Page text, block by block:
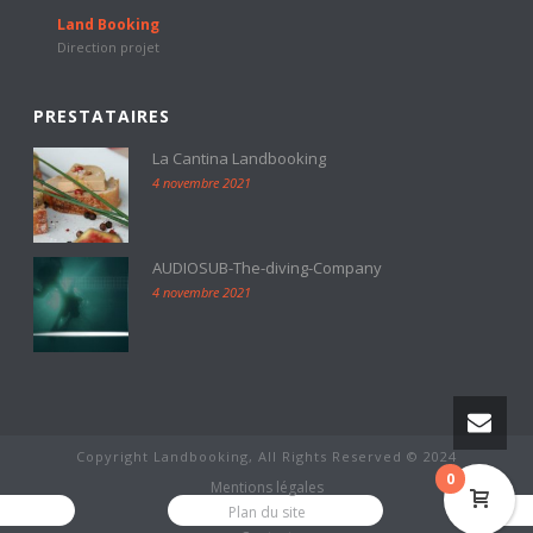
Land Booking
Direction projet
PRESTATAIRES
La Cantina Landbooking
4 novembre 2021
AUDIOSUB-The-diving-Company
4 novembre 2021
Copyright Landbooking, All Rights Reserved © 2024
Mentions légales
Plan du site
0